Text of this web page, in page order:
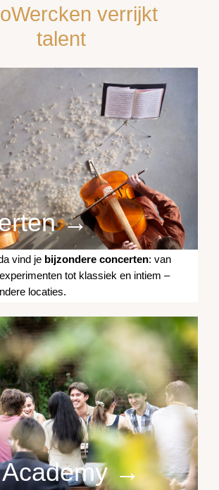
verrijkt
talent
→
vind je bijzondere concerten: van
tot klassiek en intiem –
locaties.
Academy →